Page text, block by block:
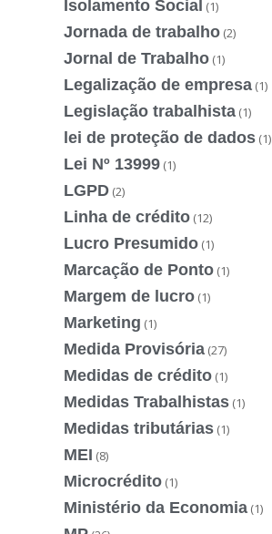
Isolamento Social (1)
Jornada de trabalho (2)
Jornal de Trabalho (1)
Legalização de empresa (1)
Legislação trabalhista (1)
lei de proteção de dados (1)
Lei Nº 13999 (1)
LGPD (2)
Linha de crédito (12)
Lucro Presumido (1)
Marcação de Ponto (1)
Margem de lucro (1)
Marketing (1)
Medida Provisória (27)
Medidas de crédito (1)
Medidas Trabalhistas (1)
Medidas tributárias (1)
MEI (8)
Microcrédito (1)
Ministério da Economia (1)